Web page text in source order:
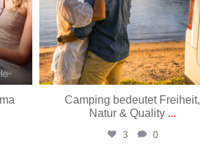
Camping bedeutet Freiheit,
Natur & Quality ...
3 0